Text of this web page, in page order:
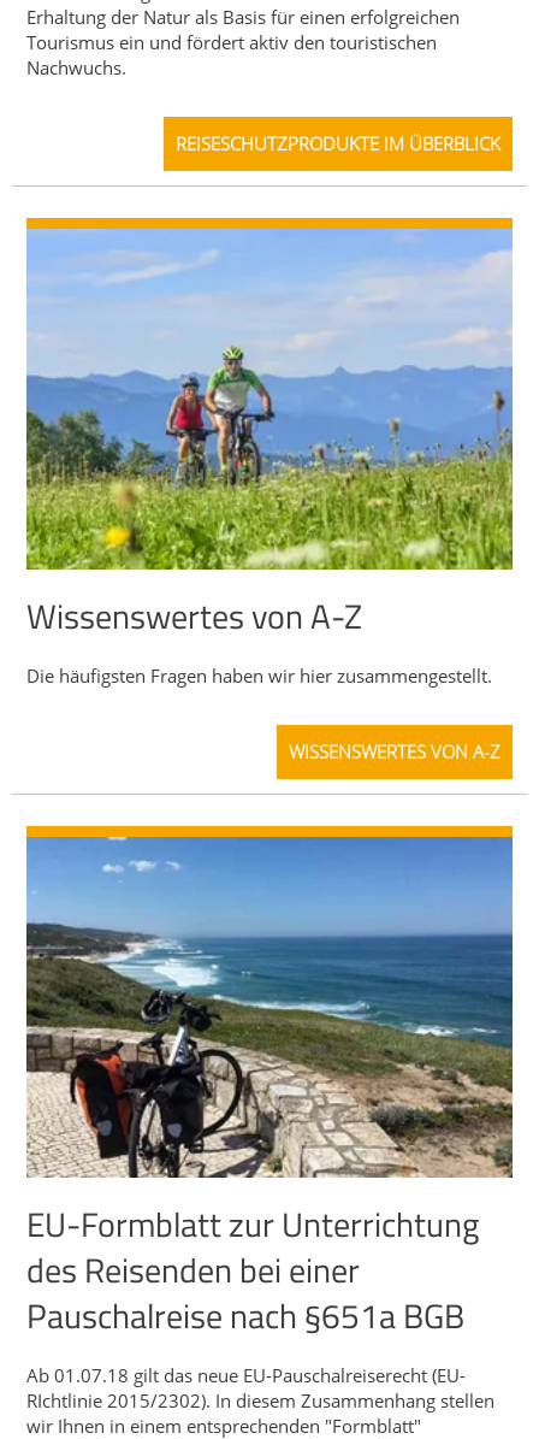
Erhaltung der Natur als Basis für einen erfolgreichen
Tourismus ein und fördert aktiv den touristischen
Nachwuchs.
REISESCHUTZPRODUKTE IM ÜBERBLICK
Wissenswertes von A-Z
Die häufigsten Fragen haben wir hier zusammengestellt.
WISSENSWERTES VON A-Z
EU-Formblatt zur Unterrichtung
des Reisenden bei einer
Pauschalreise nach §651a BGB
Ab 01.07.18 gilt das neue EU-Pauschalreiserecht (EU-
RIchtlinie 2015/2302). In diesem Zusammenhang stellen
wir Ihnen in einem entsprechenden "Formblatt"